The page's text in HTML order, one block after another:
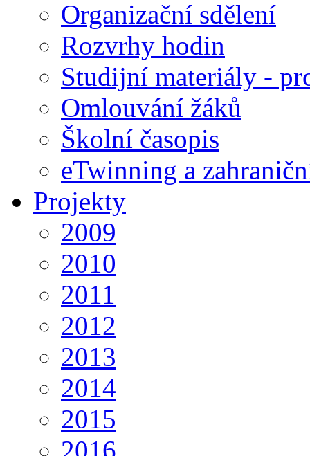
Organizační sdělení
Rozvrhy hodin
Studijní materiály -
Omlouvání žáků
Školní časopis
eTwinning a
Projekty
2009
2010
2011
2012
2013
2014
2015